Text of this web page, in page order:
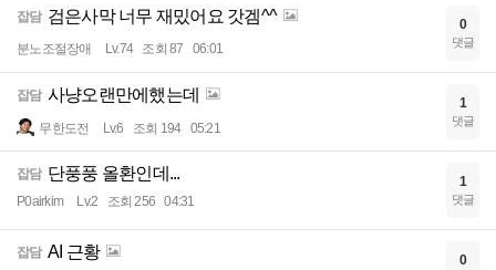
잡담 검은사막 너무 재밌어요 갓겜^^
분노조절장애 Lv.74 조회 87 06:01
0
댓글
잡담 사냥오랜만에했는데
무한도전 Lv.6 조회 194 05:21
1
댓글
잡담 단풍풍 올환인데...
P0airkim Lv.2 조회 256 04:31
1
댓글
잡담 AI 근황 0